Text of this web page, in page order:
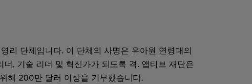
단체입니다. 이 단체의 사명은 유아원 연령대의
, 기술 리더 및 혁신가가 되도록 격. 앱티브 재단은
해 200만 달러 이상을 기부했습니다.